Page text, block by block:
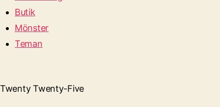
Butik
Mönster
Teman
Twenty Twenty-Five